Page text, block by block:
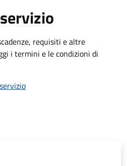
requisiti e altre
i termini e le condizioni di